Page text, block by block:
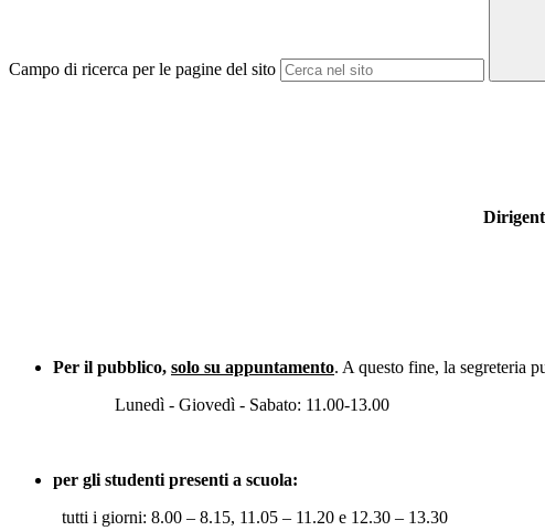
Campo di ricerca per le pagine del sito
Per il pubblico, solo su appuntamento. A questo fine, la segreteria
Lunedì - Giovedì - Sabato: 11.00-13.00
per gli studenti presenti a scuola:
tutti i giorni: 8.00 – 8.15, 11.05 – 11.20 e 12.30 – 13.30